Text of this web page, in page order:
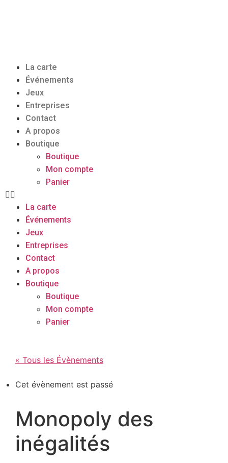
La carte
Événements
Jeux
Entreprises
Contact
A propos
Boutique
Boutique
Mon compte
Panier
La carte
Événements
Jeux
Entreprises
Contact
A propos
Boutique
Boutique
Mon compte
Panier
« Tous les Évènements
Cet évènement est passé
Monopoly des
inégalités